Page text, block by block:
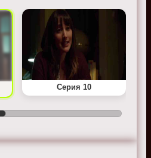
Серия 10